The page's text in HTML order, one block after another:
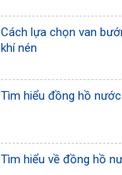
Cách lựa chọn van
khí nén
Tìm hiểu đồng hồ
Tìm hiểu về đồng hồ